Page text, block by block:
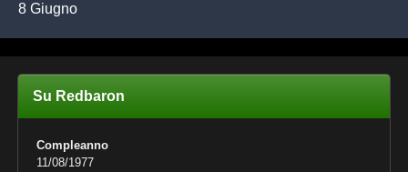
8 Giugno
Su Redbaron
Compleanno
11/08/1977